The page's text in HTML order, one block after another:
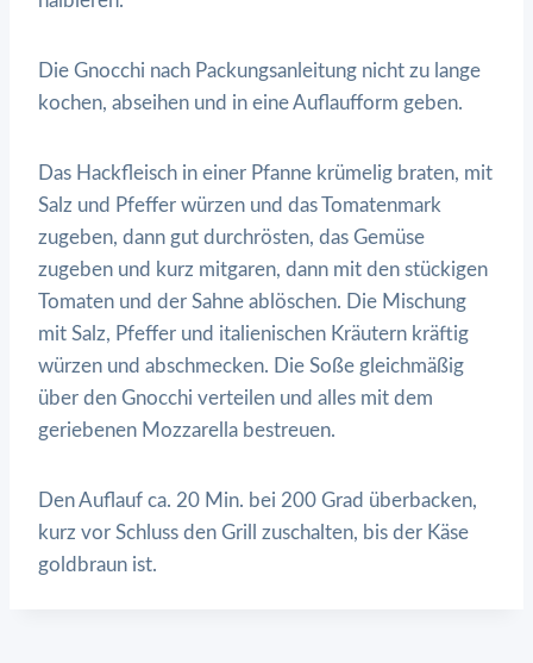
Die Gnocchi nach Packungsanleitung nicht zu lange
kochen, abseihen und in eine Auflaufform geben.
Das Hackfleisch in einer Pfanne krümelig braten, mit
Salz und Pfeffer würzen und das Tomatenmark
zugeben, dann gut durchrösten, das Gemüse
zugeben und kurz mitgaren, dann mit den stückigen
Tomaten und der Sahne ablöschen. Die Mischung
mit Salz, Pfeffer und italienischen Kräutern kräftig
würzen und abschmecken. Die Soße gleichmäßig
über den Gnocchi verteilen und alles mit dem
geriebenen Mozzarella bestreuen.
Den Auflauf ca. 20 Min. bei 200 Grad überbacken,
kurz vor Schluss den Grill zuschalten, bis der Käse
goldbraun ist.